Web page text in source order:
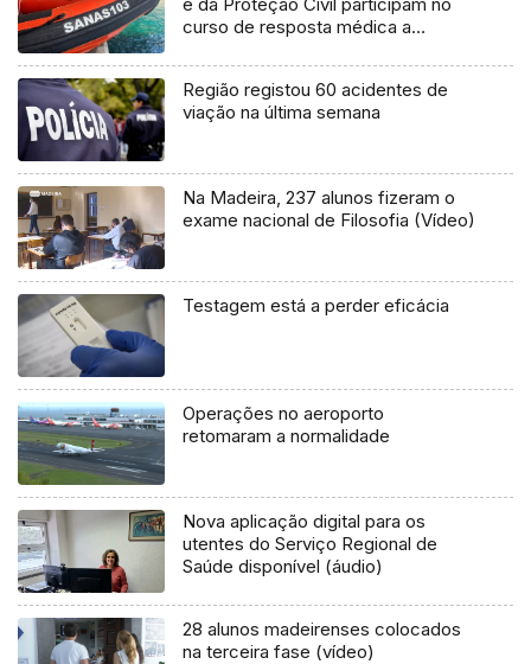
curso de resposta médica a
Região registou 60 acidentes de
viação na última semana
Na Madeira, 237 alunos fizeram o
exame nacional de Filosofia (Vídeo)
Testagem está a perder eficácia
Operações no aeroporto
retomaram a normalidade
Nova aplicação digital para os
utentes do Serviço Regional de
Saúde disponível (áudio)
28 alunos madeirenses colocados
na terceira fase (vídeo)